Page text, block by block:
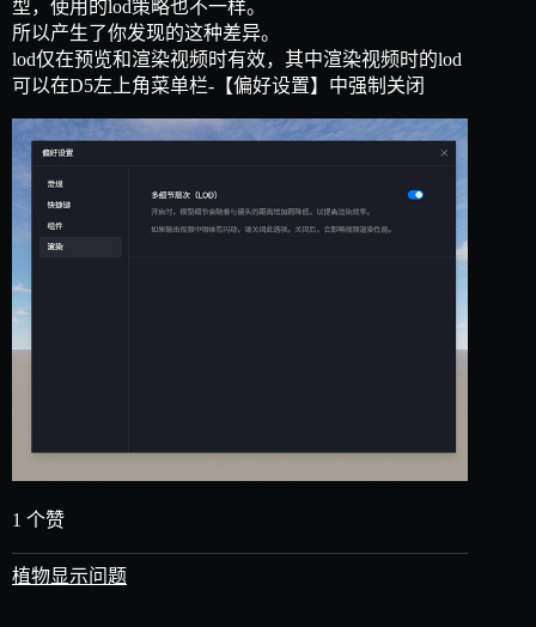
型，使用的lod策略也不一样。
所以产生了你发现的这种差异。
lod仅在预览和渲染视频时有效，其中渲染视频时的lod
可以在D5左上角菜单栏-【偏好设置】中强制关闭
1 个赞
植物显示问题